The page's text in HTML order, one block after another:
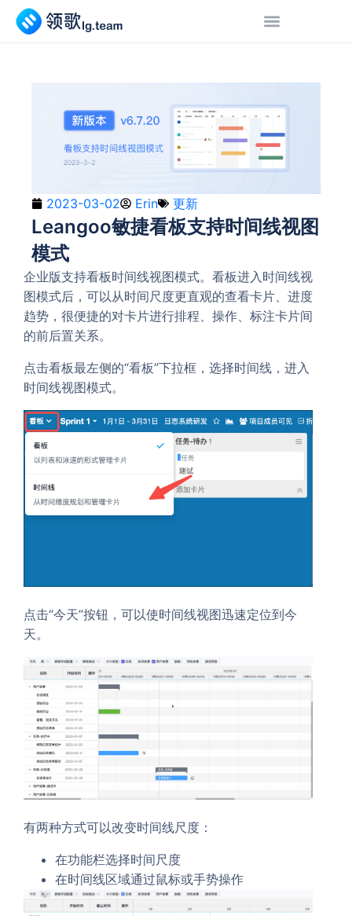
2023-03-02 Erin 更新
Leangoo敏捷看板支持时间线视图
模式
企业版支持看板时间线视图模式。看板进入时间线视
图模式后，可以从时间尺度更直观的查看卡片、进度
趋势，很便捷的对卡片进行排程、操作、标注卡片间
的前后置关系。
点击看板最左侧的“看板”下拉框，选择时间线，进入
时间线视图模式。
点击“今天”按钮，可以使时间线视图迅速定位到今
天。
有两种方式可以改变时间线尺度：
在功能栏选择时间尺度
在时间线区域通过鼠标或手势操作